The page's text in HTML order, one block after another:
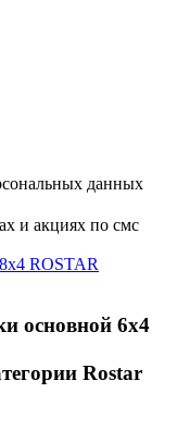
данных
и акциях по смс
основной 6х4
Rostar